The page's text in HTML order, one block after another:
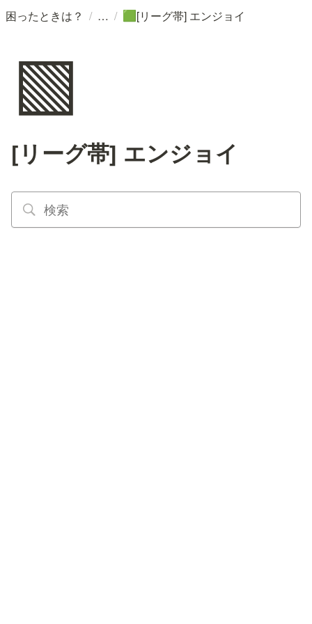
困ったときは？ / / 🟩 [リーグ帯] エンジョイ
🟩
[リーグ帯] エンジョイ